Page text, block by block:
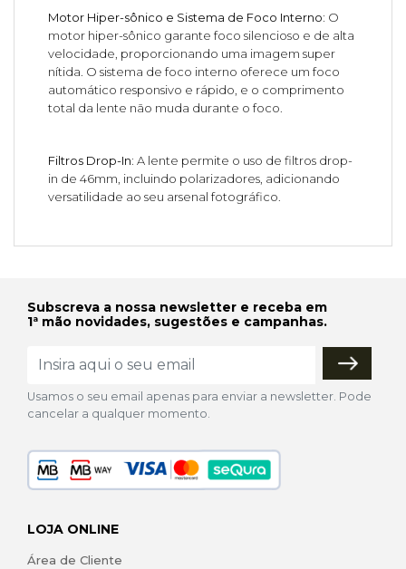
Motor Hiper-sônico e Sistema de Foco Interno: O
motor hiper-sônico garante foco silencioso e de alta
velocidade, proporcionando uma imagem super
nítida. O sistema de foco interno oferece um foco
automático responsivo e rápido, e o comprimento
total da lente não muda durante o foco.
Filtros Drop-In: A lente permite o uso de filtros drop-
in de 46mm, incluindo polarizadores, adicionando
versatilidade ao seu arsenal fotográfico.
Subscreva a nossa newsletter e receba em
1ª mão novidades, sugestões e campanhas.
Usamos o seu email apenas para enviar a newsletter. Pode
cancelar a qualquer momento.
LOJA ONLINE
Área de Cliente